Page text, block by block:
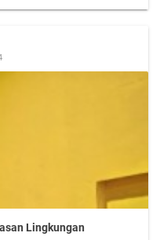
Lingkungan